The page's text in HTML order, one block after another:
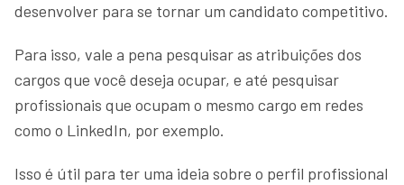
desenvolver para se tornar um candidato competitivo.
Para isso, vale a pena pesquisar as atribuições dos
cargos que você deseja ocupar, e até pesquisar
profissionais que ocupam o mesmo cargo em redes
como o LinkedIn, por exemplo.
Isso é útil para ter uma ideia sobre o perfil profissional